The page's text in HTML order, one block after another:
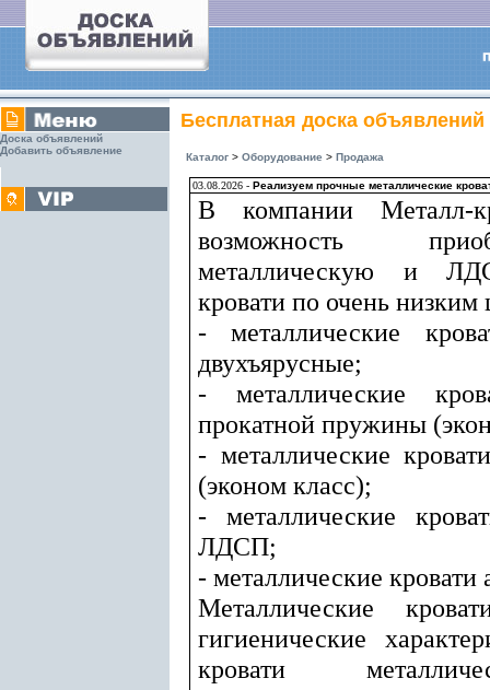
Доска объявлений
Добавить объявление
Бесплатная доска объявлений
Каталог > Оборудование > Продажа
03.08.2026 - Реализуем прочные металлические
В компании Металл-
возможность
металлическую и
кровати по очень низким
- металлические
двухъярусные;
- металлические
прокатной пружины
- металлические
(эконом класс);
- металлические
ЛДСП;
- металлические кровати
Металлические
гигиенические
кровати